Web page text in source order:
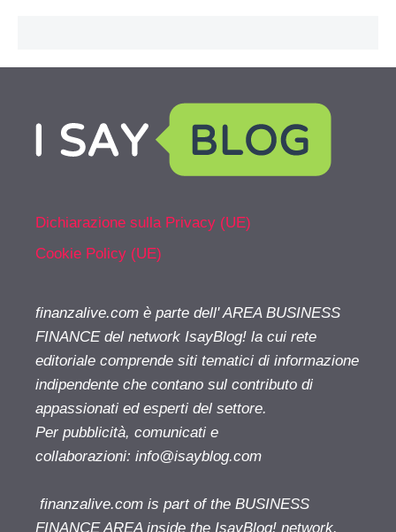
Dichiarazione sulla Privacy (UE)
Cookie Policy (UE)
finanzalive.com è parte dell' AREA BUSINESS
FINANCE del network IsayBlog! la cui rete
editoriale comprende siti tematici di informazione
indipendente che contano sul contributo di
appassionati ed esperti del settore.
Per pubblicità, comunicati e
collaborazioni: info@isayblog.com
finanzalive.com is part of the BUSINESS
FINANCE AREA inside the IsayBlog! network.